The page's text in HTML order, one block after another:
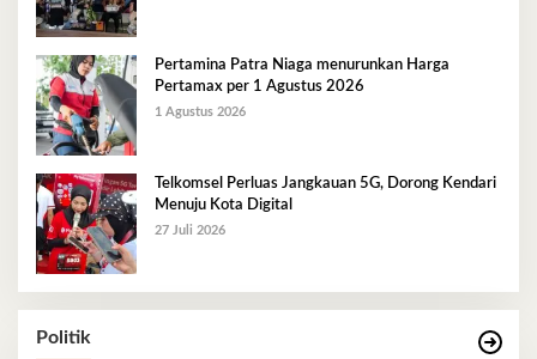
Pertamina Patra Niaga menurunkan Harga
Pertamax per 1 Agustus 2026
1 Agustus 2026
Telkomsel Perluas Jangkauan 5G, Dorong Kendari
Menuju Kota Digital
27 Juli 2026
Politik